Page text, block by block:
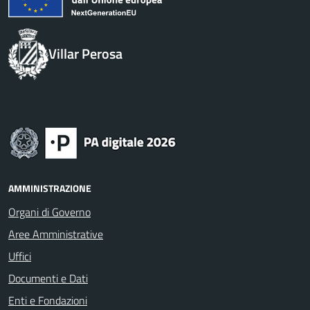
Villar Perosa
AMMINISTRAZIONE
Organi di Governo
Aree Amministrative
Uffici
Documenti e Dati
Enti e Fondazioni